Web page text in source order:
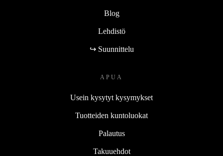
Blog
Lehdistö
↪ Suunnittelu
APUA
Usein kysytyt kysymykset
Tuotteiden kuntoluokat
Palautus
Takuuehdot